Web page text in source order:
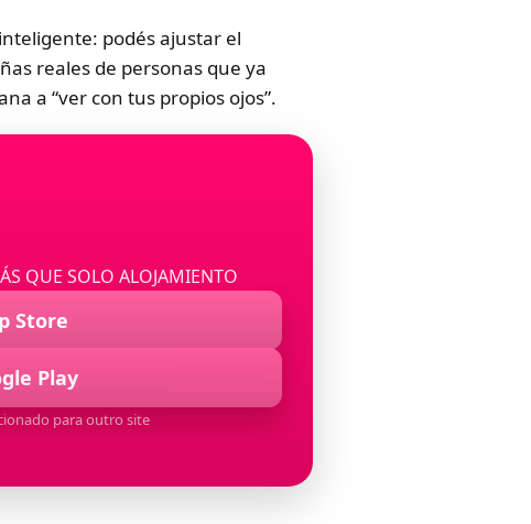
podés ajustar el
reales de personas que ya
a “ver con tus propios ojos”.
QUE SOLO ALOJAMIENTO
Store
Play
para outro site